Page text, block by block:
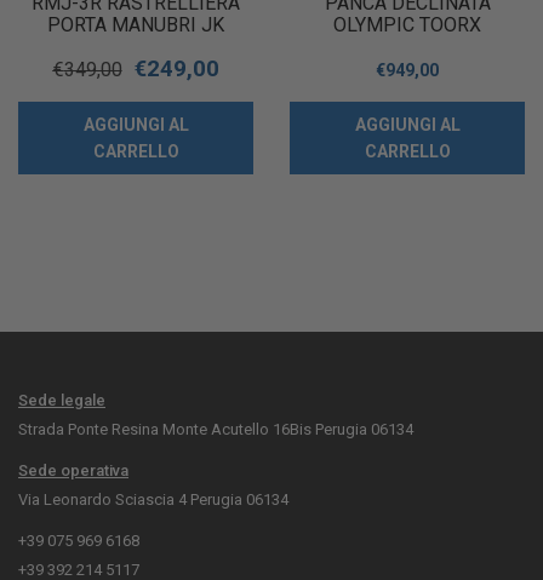
PORTA MANUBRI JK
€349,00 €249,00
AGGIUNGI AL
CARRELLO
OLYMPIC TOORX
B3600 NERO
€949,00
AGGIUNGI AL
CARRELLO
Sede legale
Strada Ponte Resina Monte Acutello 16Bis Perugia 06134
Sede operativa
Via Leonardo Sciascia 4 Perugia 06134
+39 075 969 6168
+39 392 214 5117